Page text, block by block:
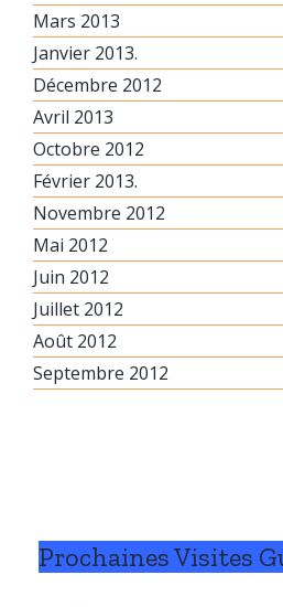
Mars 2013
Janvier 2013.
Décembre 2012
Avril 2013
Octobre 2012
Février 2013.
Novembre 2012
Mai 2012
Juin 2012
Juillet 2012
Août 2012
Septembre 2012
Prochaines Visites